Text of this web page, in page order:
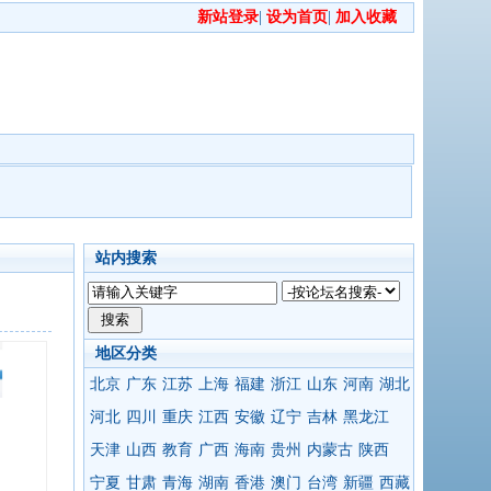
新站登录 设为首页 加入收藏
站内搜索
地区分类
北京 广东 江苏 上海 福建 浙江 山东 河南 湖北
河北 四川 重庆 江西 安徽 辽宁 吉林 黑龙江
天津 山西 教育 广西 海南 贵州 内蒙古 陕西
宁夏 甘肃 青海 湖南 香港 澳门 台湾 新疆 西藏